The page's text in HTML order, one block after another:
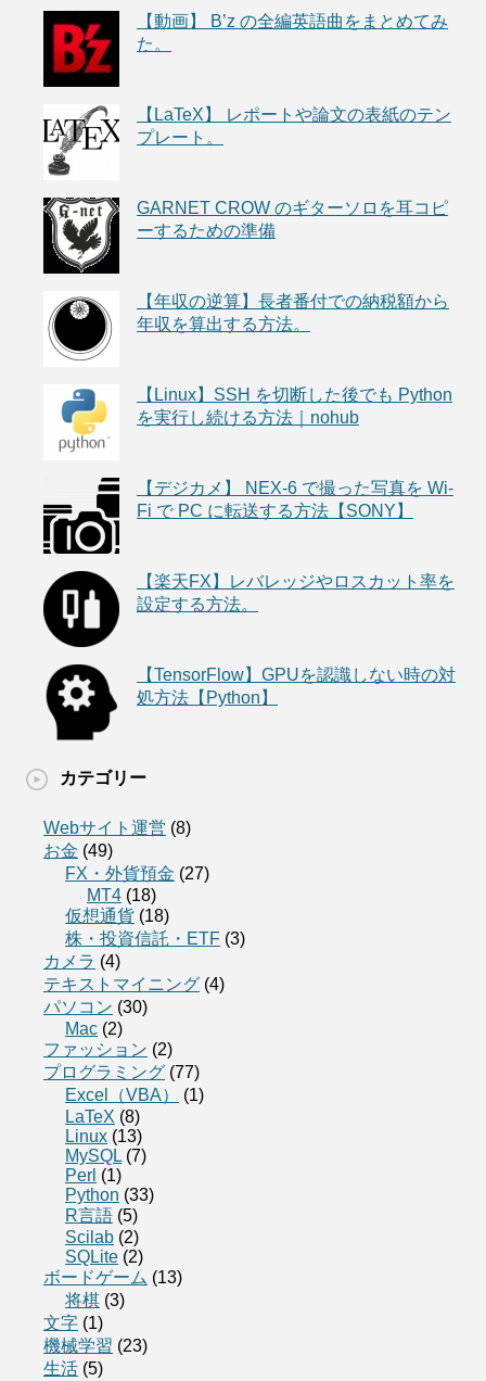
【動画】 B’z の全編英語曲をまとめてみ
た。
【LaTeX】 レポートや論文の表紙のテン
プレート。
GARNET CROW のギターソロを耳コピ
ーするための準備
【年収の逆算】長者番付での納税額から
年収を算出する方法。
【Linux】SSH を切断した後でも Python
を実行し続ける方法｜nohub
【デジカメ】 NEX-6 で撮った写真を Wi-
Fi で PC に転送する方法【SONY】
【楽天FX】レバレッジやロスカット率を
設定する方法。
【TensorFlow】GPUを認識しない時の対
処方法【Python】
カテゴリー
Webサイト運営 (8)
お金 (49)
FX・外貨預金 (27)
MT4 (18)
仮想通貨 (18)
株・投資信託・ETF (3)
カメラ (4)
テキストマイニング (4)
パソコン (30)
Mac (2)
ファッション (2)
プログラミング (77)
Excel（VBA）
(1)
LaTeX (8)
Linux (13)
MySQL (7)
Perl (1)
Python (33)
R言語 (5)
Scilab (2)
SQLite (2)
ボードゲーム (13)
将棋 (3)
文字 (1)
機械学習 (23)
生活 (5)